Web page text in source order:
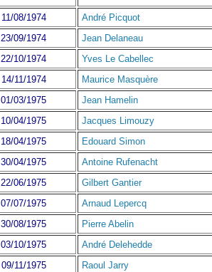
11/08/1974
André Picquot
23/09/1974
Jean Delaneau
22/10/1974
Yves Le Cabellec
14/11/1974
Maurice Masquère
01/03/1975
Jean Hamelin
10/04/1975
Jacques Limouzy
18/04/1975
Edouard Simon
30/04/1975
Antoine Rufenacht
22/06/1975
Gilbert Gantier
07/07/1975
Arnaud Lepercq
30/08/1975
Pierre Abelin
03/10/1975
André Delehedde
09/11/1975
Raoul Jarry